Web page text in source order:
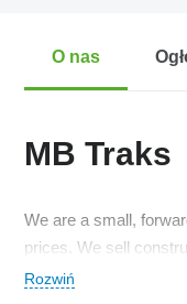
O nas
MB Traks
We are a small,
prices. We sell
Rozwiń